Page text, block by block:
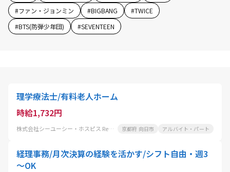
#ファン・ジョンミン #BIGBANG #TWICE
#BTS(防弾少年団) #SEVENTEEN
理学療法士/有料老人ホーム
時給1,732円
株式会社シーユーシー・ホスピス ReHOPE 京都南 京都府 向日市 アルバイト・パート
経理事務/月次決算の経験を活かす/シフト自由・週3
～OK